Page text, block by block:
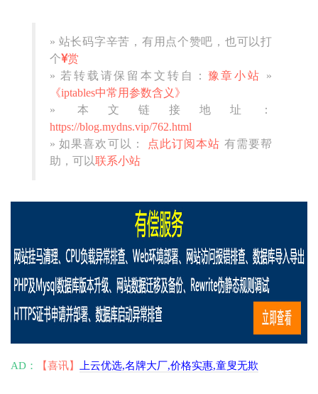
» 站长码字辛苦，有用点个赞吧，也可以打
个 赏
» 若转载请保留本文转自： 豫章小站
»
《iptables中常用参数含义》
» 本文链接地址：
https://blog.mydns.vip/762.html
» 如果喜欢可以：
点此订阅本站 有需要帮
助，可以联系小站
AD： 【喜讯】 上云优选,名牌大厂,价格实惠,童叟无欺